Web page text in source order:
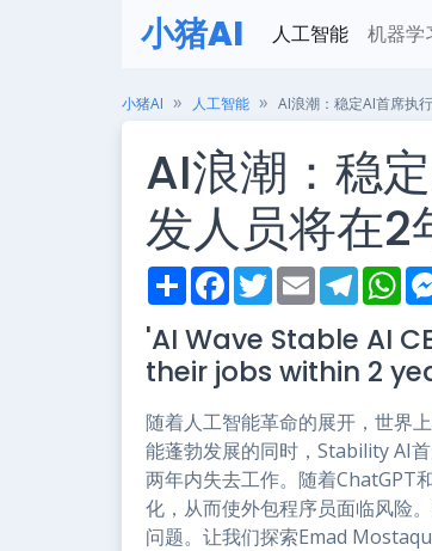
小猪AI 人工智能 机器学
小猪AI 人工智能 AI浪潮：稳定AI首席执
AI浪潮：稳
发人员将在2
S
h
r
e
F
a
e
b
o
k
T
w
t
t
e
E
m
i
l
T
e
g
r
W
h
t
s
A
p
'AI Wave Stable AI
their jobs within 2
随着人工智能革命的展开，世界
能蓬勃发展的同时，Stability AI
两年内失去工作。随着ChatGPT
化，从而使外包程序员面临风险
问题。让我们探索Emad